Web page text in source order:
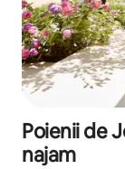
Poienii de
najam